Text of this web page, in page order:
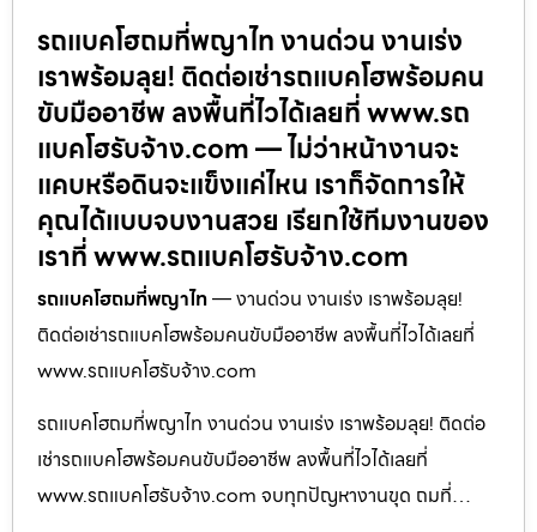
รถแบคโฮถมที่พญาไท งานด่วน งานเร่ง
เราพร้อมลุย! ติดต่อเช่ารถแบคโฮพร้อมคน
ขับมืออาชีพ ลงพื้นที่ไวได้เลยที่ www.รถ
แบคโฮรับจ้าง.com — ไม่ว่าหน้างานจะ
แคบหรือดินจะแข็งแค่ไหน เราก็จัดการให้
คุณได้แบบจบงานสวย เรียกใช้ทีมงานของ
เราที่ www.รถแบคโฮรับจ้าง.com
รถแบคโฮถมที่พญาไท— งานด่วน งานเร่ง เราพร้อมลุย!
ติดต่อเช่ารถแบคโฮพร้อมคนขับมืออาชีพ ลงพื้นที่ไวได้เลยที่
www.รถแบคโฮรับจ้าง.com
รถแบคโฮถมที่พญาไท งานด่วน งานเร่ง เราพร้อมลุย! ติดต่อ
เช่ารถแบคโฮพร้อมคนขับมืออาชีพ ลงพื้นที่ไวได้เลยที่
www.รถแบคโฮรับจ้าง.com จบทุกปัญหางานขุด ถมที่…